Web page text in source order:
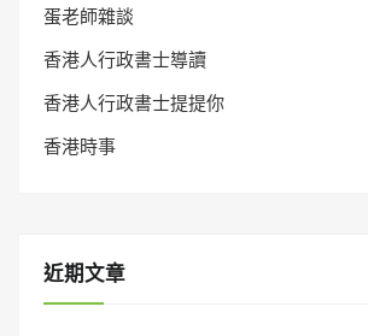
蛋老師雜談
香港人行政書士導讀
香港人行政書士提提你
香港時事
近期文章